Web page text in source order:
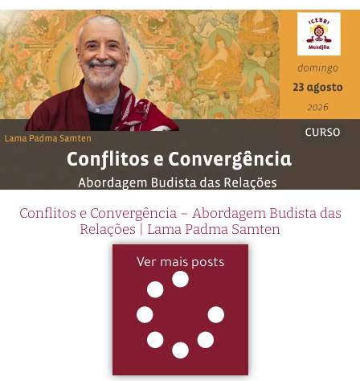
Conflitos e Convergência – Abordagem Budista das
Relações | Lama Padma Samten
Ver mais posts